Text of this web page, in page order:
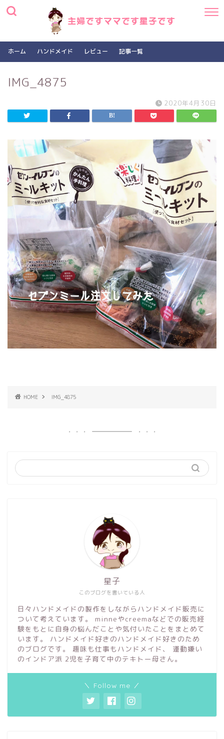
ホーム ハンドメイド レビュー 記事一覧
IMG_4875
2020年4月30日
HOME IMG_4875
このブログを書いている人
星子
日々ハンドメイドの製作をしながらハンドメイド販売に
ついて考えています。 minneやcreemaなどでの販売経
験をもとに自身の悩んだことや気付いたことをまとめて
います。 ハンドメイド好きのハンドメイド好きのため
のブログです。 趣味も仕事もハンドメイド、 運動嫌い
のインドア派 2児を子育て中のテキトー母さん。
＼ Follow me ／